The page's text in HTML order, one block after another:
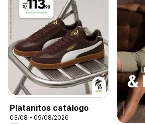
Platanitos catálogo
03/08 - 09/08/2026